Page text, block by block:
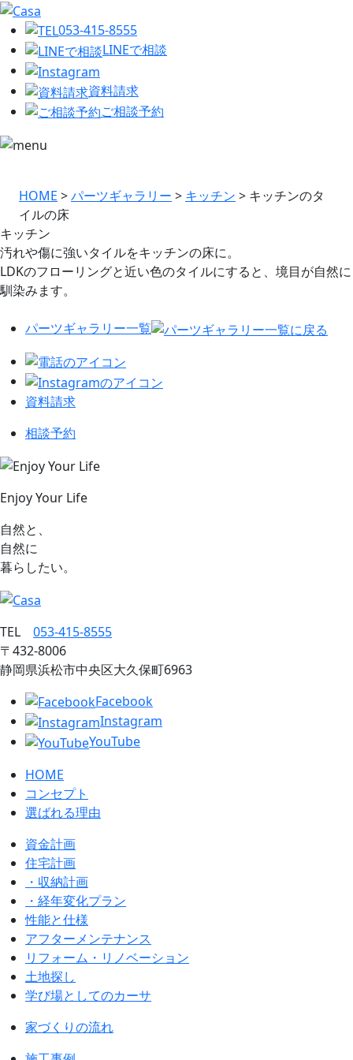
053-415-8555
LINEで相談
資料請求
ご相談予約
HOME >パーツギャラリー > キッチン > キッチンのタ
イルの床
キッチン
汚れや傷に強いタイルをキッチンの床に。
LDKのフローリングと近い色のタイルにすると、境目が自然に
馴染みます。
パーツギャラリー一覧
資料請求
相談予約
Enjoy Your Life
自然と、
自然に
暮らしたい。
TEL 053‐415‐8555
〒432‐8006
静岡県浜松市中央区大久保町6963
Facebook
Instagram
YouTube
HOME
コンセプト
選ばれる理由
資金計画
住宅計画
・収納計画
・経年変化プラン
性能と仕様
アフターメンテナンス
リフォーム・リノベーション
土地探し
学び場としてのカーサ
家づくりの流れ